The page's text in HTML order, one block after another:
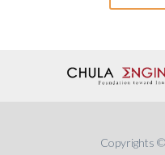
Copyrights